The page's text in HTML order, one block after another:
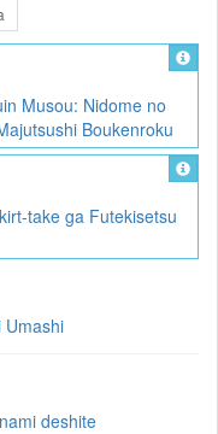
Musou: Nidome no
Boukenroku
take ga Futekisetsu
Umashi
deshite